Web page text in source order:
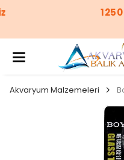
1250 TL ve
Akvaryum Malzemeleri